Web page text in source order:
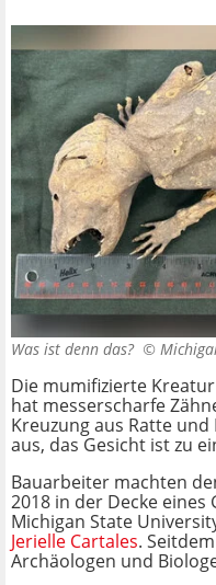
Was ist denn das? ©
Die mumifizierte
hat messerscharfe
Kreuzung aus Ratte
aus, das Gesicht ist zu
Bauarbeiter machten
2018 in der Decke
Michigan State
Jerielle Cartales.
Archäologen und